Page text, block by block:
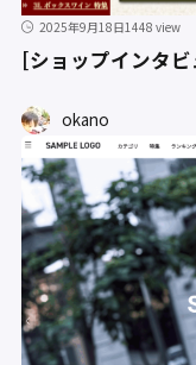
2025年9月18日1448 view
[ショップインタ
okano